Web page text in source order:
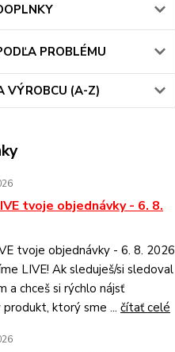
PROBLÉMU
VÝROBCU (A-Z)
tvoje objednávky - 6. 8.
tvoje objednávky - 6. 8. 2026
LIVE! Ak sleduješ/si sledoval
a chceš si rýchlo nájsť
ktorý sme ... čítať celé